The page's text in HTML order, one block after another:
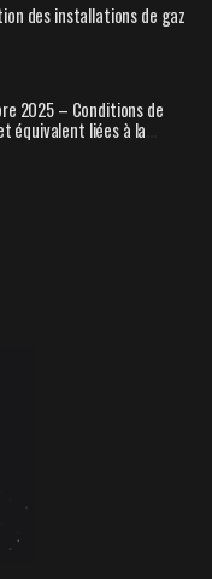
des installations de gaz
2025 – Conditions de
équivalent liées à la